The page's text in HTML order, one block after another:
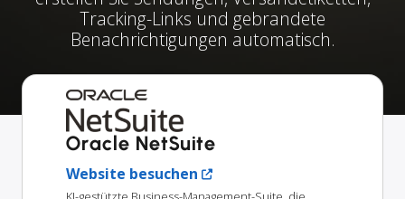
Tracking-Links und gebrandete
Benachrichtigungen automatisch.
Oracle NetSuite
Website besuchen